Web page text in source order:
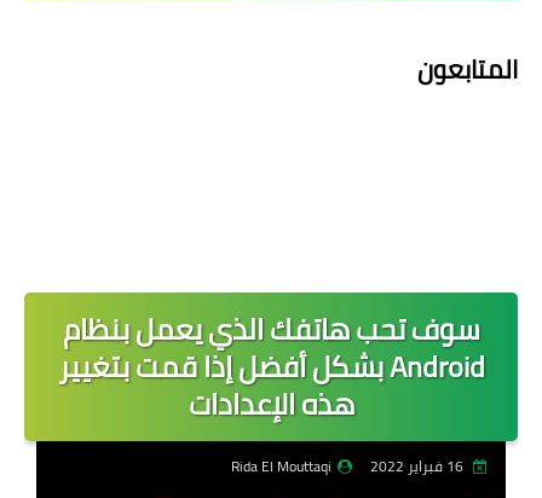
المتابعون
سوف تحب هاتفك الذي يعمل بنظام
Android بشكل أفضل إذا قمت بتغيير
هذه الإعدادات
16 فبراير 2022
Rida El Mouttaqi